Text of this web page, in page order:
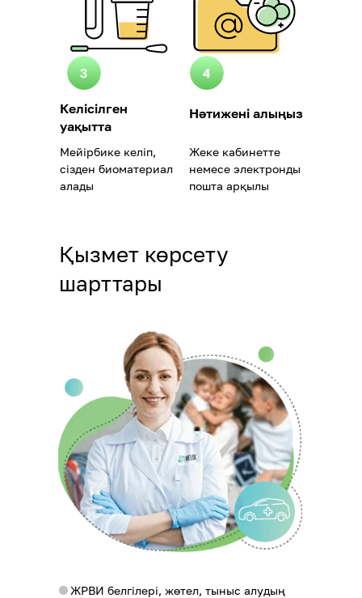
Жеке кабинетте
немесе электронды
пошта арқылы
Келісілген
уақытта
Нәтижені алыңыз
Мейірбике келіп,
сізден биоматериал
алады
Қызмет көрсету
шарттары
ЖРВИ белгілері, жөтел, тыныс алудың